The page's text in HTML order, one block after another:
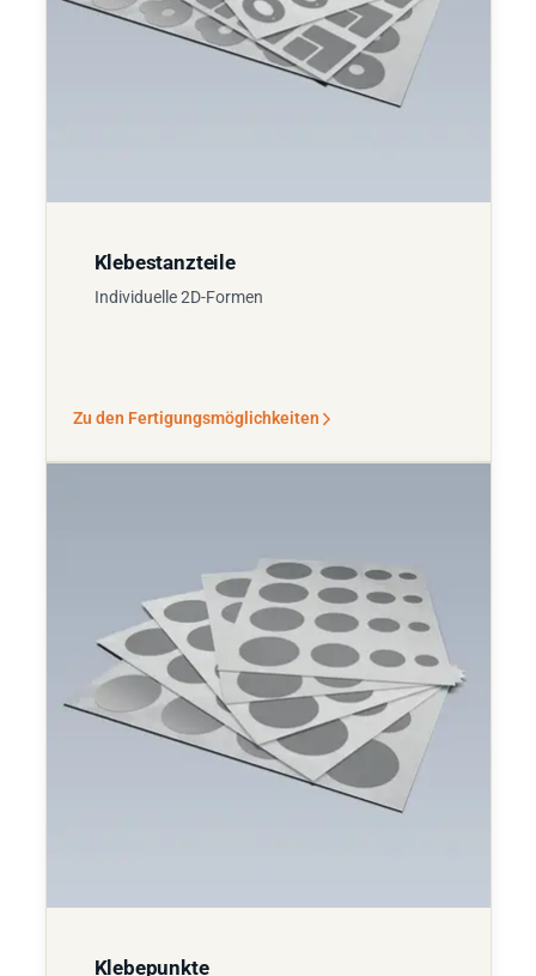
Klebestanzteile
Individuelle 2D-Formen
Zu den Fertigungsmöglichkeiten
Klebepunkte